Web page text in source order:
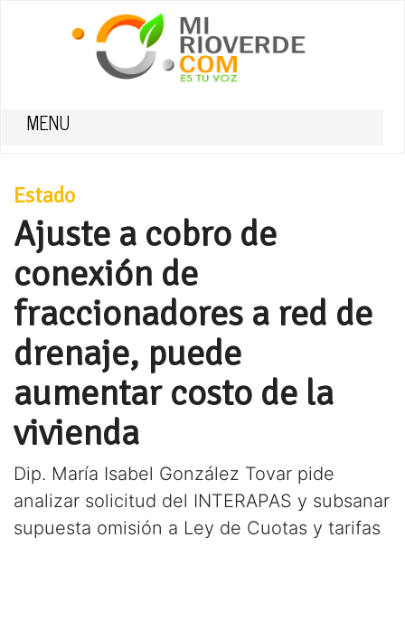
MENU
Estado
Ajuste a cobro de
conexión de
fraccionadores a red de
drenaje, puede
aumentar costo de la
vivienda
Dip. María Isabel González Tovar pide
analizar solicitud del INTERAPAS y subsanar
supuesta omisión a Ley de Cuotas y tarifas